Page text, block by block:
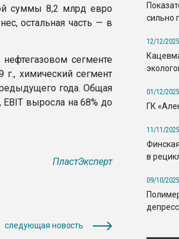
суммы 8,2 млрд евро
остальная часть — в
сегменте
химический сегмент
года. Общая
выросла на 68% до
ПластЭксперт
следующая новость
сильно
12/12/2025
01/12/2025
ГК
11/11/2025
в
09/10/2025